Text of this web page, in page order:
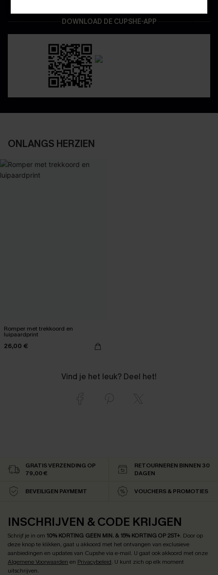
DOWNLOAD DE CUPSHE-APP
ONLANGS HERZIEN
Romper met trekkoord en
luipaardprint
26,00 €
Vind je het leuk? Deel het!
GRATIS VERZENDING OP
79,00 €
RETOURNEREN BINNEN 30
DAGEN
BEVEILIGEN PAYMEMT VOUCHERS & PROMOTIES
INSCHRIJVEN & CODE KRIJGEN
Schrijf je in om 10% KORTING GEEN MIN. & 15% KORTING OP 2ST+. Door op
deze knop te klikken, gaat u akkoord met het ontvangen van exclusieve
aanbiedingen en updates van Cupshe via e-mail. U gaat ook akkoord met onze
Algemene Voorwaarden en Privacybeleid. U kunt zich op elk moment
uitschrijven.